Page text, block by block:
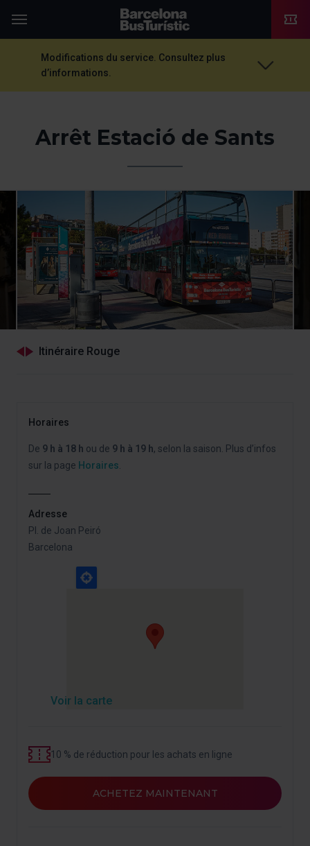
TMB-OCI
Modifications du service. Consultez plus
d’informations.
Arrêt Estació de Sants
Itinéraire Rouge
Horaires
De 9 h à 18 h ou de 9 h à 19 h, selon la saison. Plus d’infos
sur la page Horaires
Adresse
Pl. de Joan Peiró
Barcelona
Voir la carte
10 % de réduction pour les achats en ligne
ACHETEZ MAINTENANT